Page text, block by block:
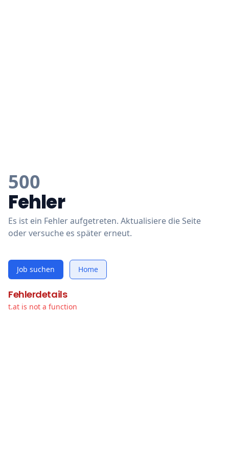
500
Fehler
Es ist ein Fehler aufgetreten. Aktualisiere die Seite
oder versuche es später erneut.
Job suchen Home
Fehlerdetails
t.at is not a function